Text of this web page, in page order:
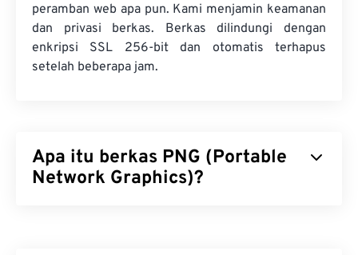
peramban web apa pun. Kami menjamin keamanan
dan privasi berkas. Berkas dilindungi dengan
enkripsi SSL 256-bit dan otomatis terhapus
setelah beberapa jam.
Apa itu berkas PNG (Portable
Network Graphics)?